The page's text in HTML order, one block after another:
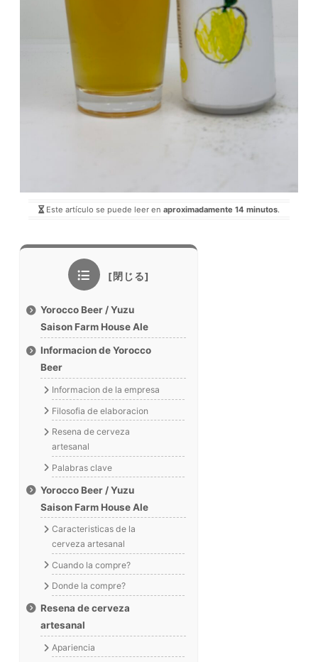
Este artículo se puede leer en aproximadamente 14 minutos.
Yorocco Beer / Yuzu
Saison Farm House Ale
Informacion de Yorocco
Beer
Informacion de la empresa
Filosofia de elaboracion
Resena de cerveza
artesanal
Palabras clave
Yorocco Beer / Yuzu
Saison Farm House Ale
Caracteristicas de la
cerveza artesanal
Cuando la compre?
Donde la compre?
Resena de cerveza
artesanal
Apariencia